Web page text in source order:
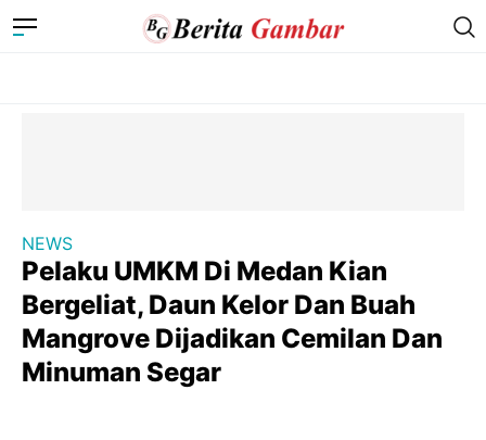
NEWS
Pelaku UMKM Di Medan Kian
Bergeliat, Daun Kelor Dan Buah
Mangrove Dijadikan Cemilan Dan
Minuman Segar